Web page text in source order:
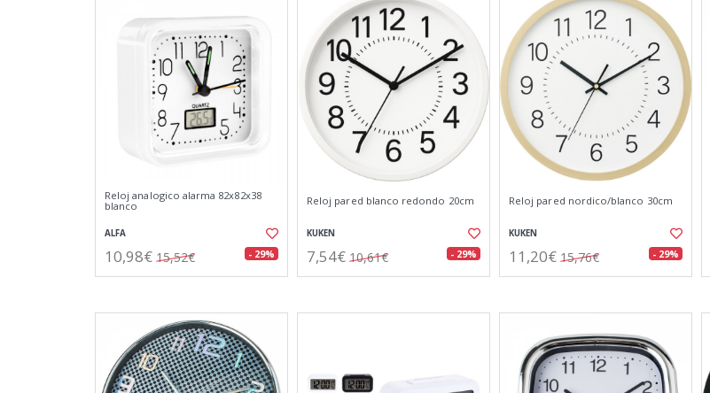
Reloj analogico alarma 82x82x38
blanco
ALFA
10,98€ 15,52€ - 29%
Reloj pared blanco redondo 20cm
KUKEN
7,54€ 10,61€ - 29%
Reloj pared nordico/blanco 30cm
KUKEN
11,20€ 15,76€ - 29%